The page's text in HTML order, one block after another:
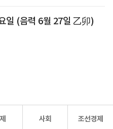
일 (음력 6월 27일 乙卯)
사회 조선경제